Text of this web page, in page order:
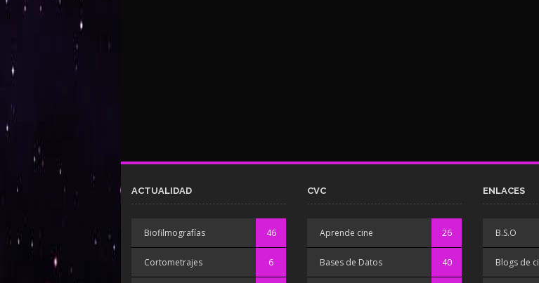
ACTUALIDAD
Biofilmografías 46
Cortometrajes 6
CVC
Aprende cine 26
Bases de Datos 40
ENLACES
B.S.O
Blogs de